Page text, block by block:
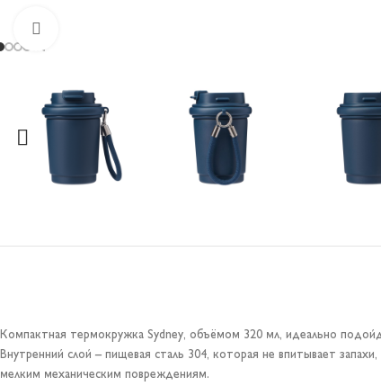
Компактная термокружка Sydney, объёмом 320 мл, идеально
Внутренний слой – пищевая сталь 304, которая не впитывает
мелким механическим повреждениям.